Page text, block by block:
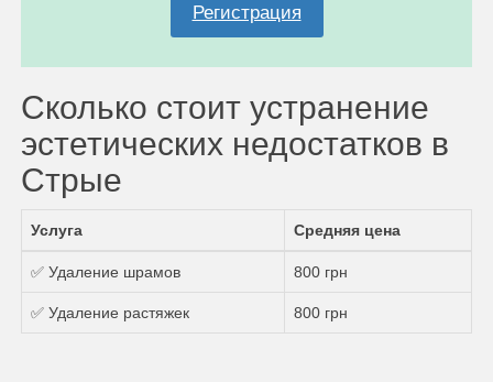
Регистрация
Сколько стоит устранение
эстетических недостатков в
Стрые
Услуга Средняя цена
✅ Удаление шрамов 800 грн
✅ Удаление растяжек 800 грн